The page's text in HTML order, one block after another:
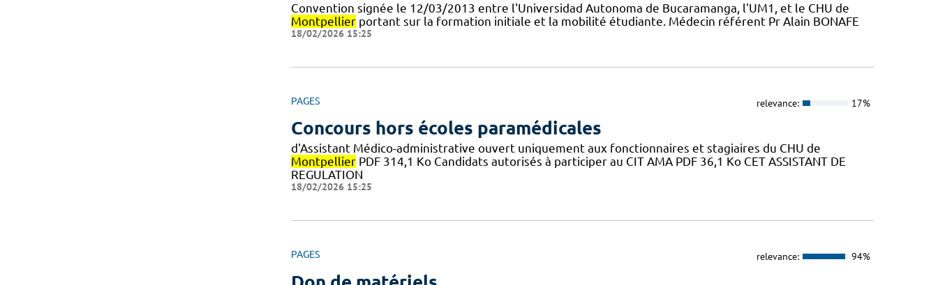
Convention signée le 12/03/2013 entre l'Universidad Autonoma de Bucaramanga, l'UM1, et le CHU de
Montpellierportant sur la formation initiale et la mobilité étudiante. Médecin référent Pr Alain BONAFE
18/02/2026 15:25
PAGES relevance: 17%
Concours hors écoles paramédicales
d'Assistant Médico-administrative ouvert uniquement aux fonctionnaires et stagiaires du CHU de
MontpellierPDF 314,1 Ko Candidats autorisés à participer au CIT AMA PDF 36,1 Ko CET ASSISTANT DE
REGULATION
18/02/2026 15:25
PAGES relevance: 94%